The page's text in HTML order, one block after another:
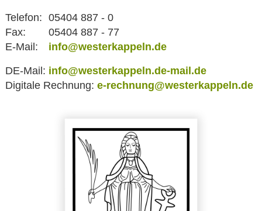
Telefon: 05404 887 - 0
Fax:
05404 887 - 77
E-Mail:
info@westerkappeln.de
DE-Mail: info@westerkappeln.de-mail.de
Digitale Rechnung: e-rechnung@westerkappeln.de